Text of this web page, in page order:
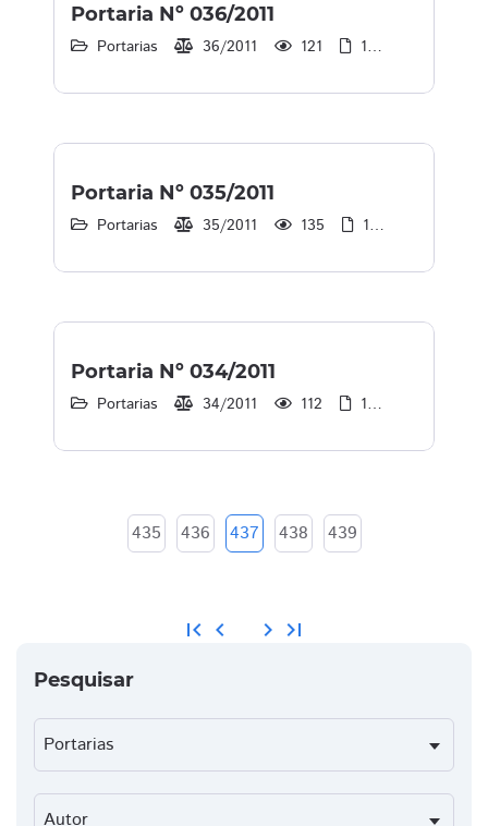
Portaria Nº 036/2011
Portarias 36/2011 121 1
Portaria Nº 035/2011
Portarias 35/2011 135 1
Portaria Nº 034/2011
Portarias 34/2011 112 1
first_page chevron_left
435 436 437 438 439
chevron_right last_page
Pesquisar